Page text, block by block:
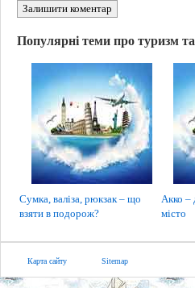
Залишити коментар
Популярні теми про туризм
Сумка, валіза, рюкзак – що
взяти в подорож?
Акко –
місто
Карта сайту Sitemap